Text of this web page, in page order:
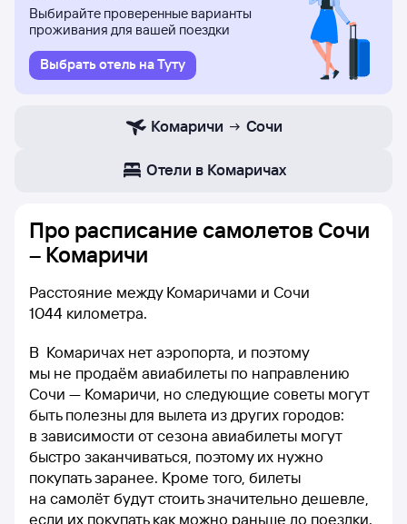
Выбирайте проверенные варианты
проживания для вашей поездки
Выбрать отель на Туту
Комаричи Сочи
Отели в Комаричах
Про расписание самолетов Сочи
– Комаричи
Расстояние между Комаричами и Сочи
1044 километра.
В Комаричах нет аэропорта, и поэтому
мы не продаём авиабилеты по направлению
Сочи — Комаричи, но следующие советы могут
быть полезны для вылета из других городов:
в зависимости от сезона авиабилеты могут
быстро заканчиваться, поэтому их нужно
покупать заранее. Кроме того, билеты
на самолёт будут стоить значительно дешевле,
если их покупать как можно раньше до поездки.